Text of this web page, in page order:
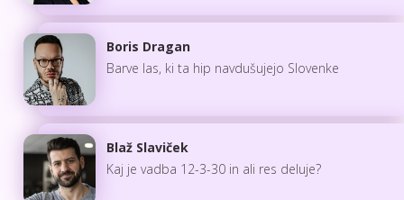
Boris Dragan
Barve las, ki ta hip navdušujejo Slovenke
Blaž Slaviček
Kaj je vadba 12-3-30 in ali res deluje?